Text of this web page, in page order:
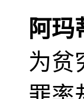
阿玛
为贫